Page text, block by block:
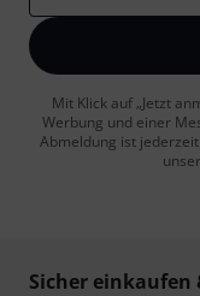
Mit Klick auf „Jetzt
Werbung und einer
Abmeldung ist
Sicher einkaufen